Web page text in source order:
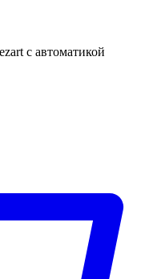
с автоматикой